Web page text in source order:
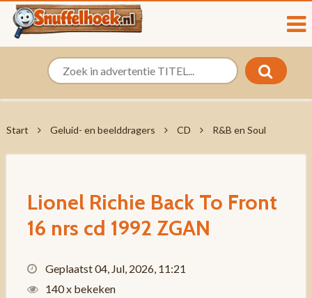
Start Geluid- en beelddragers CD R&B en Soul
Lionel Richie Back To Front
16 nrs cd 1992 ZGAN
Geplaatst 04, Jul, 2026, 11:21
140 x bekeken